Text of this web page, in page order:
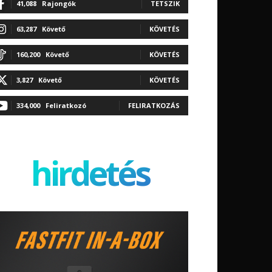
41,088 Rajongók TETSZIK
63,287 Követő KÖVETÉS
160,200 Követő KÖVETÉS
3,827 Követő KÖVETÉS
334,000 Feliratkozó FELIRATKOZÁS
hirdetés